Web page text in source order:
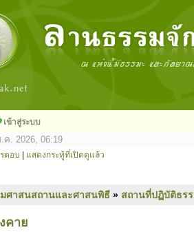
เข้าสู่ระบบ
ค. 2026, 06:19
ตอบ แสดงกระทู้ที่เปิดดูแล้ว
ศาสนสถานและศาสนพิธี » สถานที่ปฏิบัติธร
คาย